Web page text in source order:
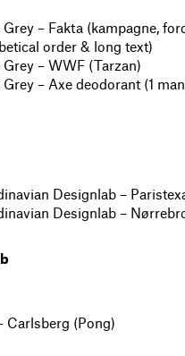
Grey – Fakta (kampagne,
order & long text)
Grey – WWF (Tarzan)
Grey – Axe deodorant (1
Designlab –
Designlab –
Carlsberg (Pong)